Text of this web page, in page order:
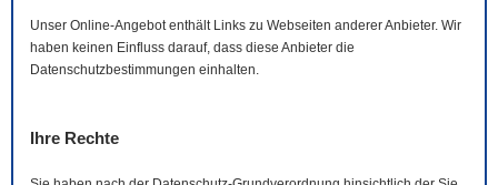
Unser Online-Angebot enthält Links zu Webseiten anderer Anbieter. Wir
haben keinen Einfluss darauf, dass diese Anbieter die
Datenschutzbestimmungen einhalten.
Ihre Rechte